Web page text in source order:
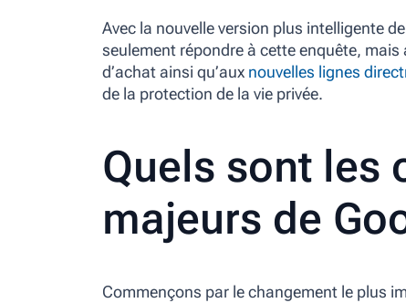
Avec la nouvelle version plus intelligente
seulement répondre à cette enquête,
d’achat ainsi qu’aux nouvelles lignes
de la protection de la vie privée.
Quels sont les
majeurs de
Commençons par le changement le plus